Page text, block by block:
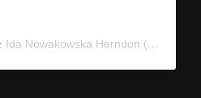
Post udostępniony przez Ida Nowakowska Herndon (@idavictoria)